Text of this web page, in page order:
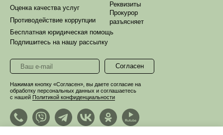
Нажимая кнопку «Согласен», вы даете согласие на
обработку персональных данных и соглашаетесь
с нашей Политикой конфиденциальности
Подпишитесь на нашу рассылку
Согласен
Реквизиты
Противодействие коррупции
Оценка качества услуг
Бесплатная юридическая помощь
Прокурор
разъясняет